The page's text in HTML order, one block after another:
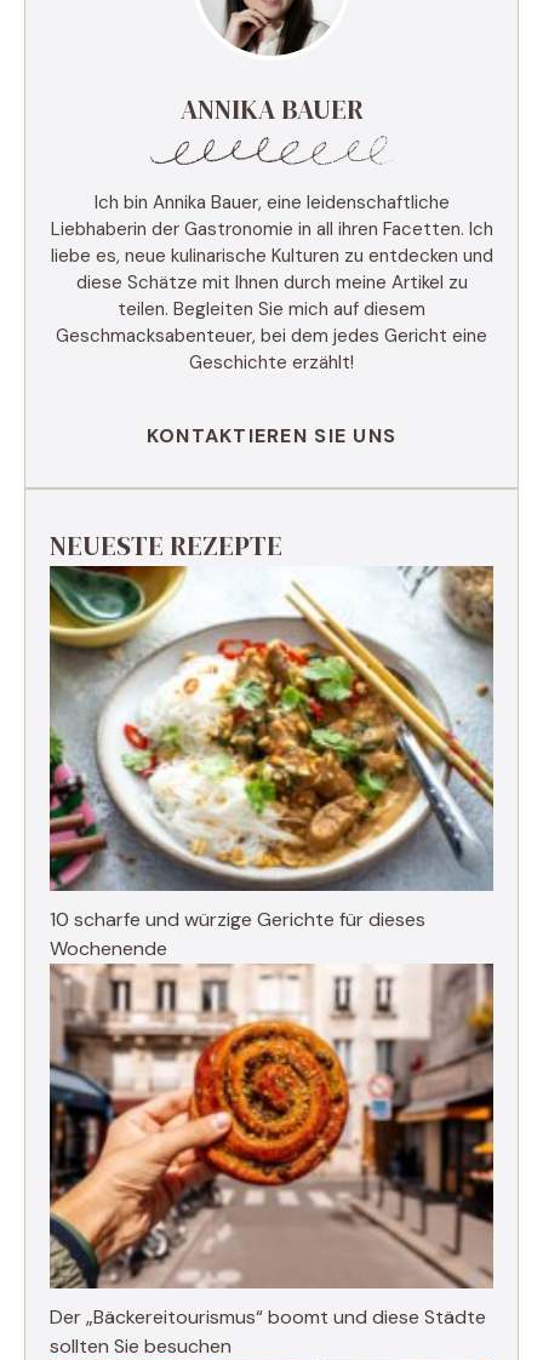
ANNIKA BAUER
Ich bin Annika Bauer, eine leidenschaftliche
Liebhaberin der Gastronomie in all ihren Facetten. Ich
liebe es, neue kulinarische Kulturen zu entdecken und
diese Schätze mit Ihnen durch meine Artikel zu
teilen. Begleiten Sie mich auf diesem
Geschmacksabenteuer, bei dem jedes Gericht eine
Geschichte erzählt!
KONTAKTIEREN SIE UNS
NEUESTE REZEPTE
10 scharfe und würzige Gerichte für dieses
Wochenende
Der „Bäckereitourismus“ boomt und diese Städte
sollten Sie besuchen